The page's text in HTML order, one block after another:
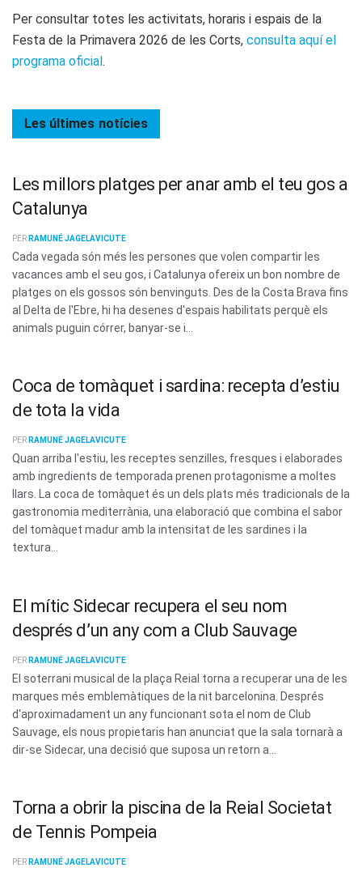
Per consultar totes les activitats, horaris i espais de la
Festa de la Primavera 2026 de les Corts, consulta aquí el
programa oficial .
Les últimes notícies
Les millors platges per anar amb el teu gos a
Catalunya
PER RAMUNÉ JAGELAVICUTE
Cada vegada són més les persones que volen compartir les
vacances amb el seu gos, i Catalunya ofereix un bon nombre de
platges on els gossos són benvinguts. Des de la Costa Brava fins
al Delta de l'Ebre, hi ha desenes d'espais habilitats perquè els
animals puguin córrer, banyar-se i...
Coca de tomàquet i sardina: recepta d’estiu
de tota la vida
PER RAMUNÉ JAGELAVICUTE
Quan arriba l'estiu, les receptes senzilles, fresques i elaborades
amb ingredients de temporada prenen protagonisme a moltes
llars. La coca de tomàquet és un dels plats més tradicionals de la
gastronomia mediterrània, una elaboració que combina el sabor
del tomàquet madur amb la intensitat de les sardines i la
textura...
El mític Sidecar recupera el seu nom
després d’un any com a Club Sauvage
PER RAMUNÉ JAGELAVICUTE
El soterrani musical de la plaça Reial torna a recuperar una de les
marques més emblemàtiques de la nit barcelonina. Després
d'aproximadament un any funcionant sota el nom de Club
Sauvage, els nous propietaris han anunciat que la sala tornarà a
dir-se Sidecar, una decisió que suposa un retorn a...
Torna a obrir la piscina de la Reial Societat
de Tennis Pompeia
PER RAMUNÉ JAGELAVICUTE